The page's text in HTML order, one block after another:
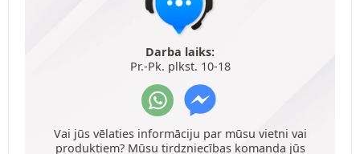
Darba laiks:
Pr.-Pk. plkst. 10-18
Vai jūs vēlaties informāciju par mūsu vietni vai
produktiem? Mūsu tirdzniecības komanda jūs